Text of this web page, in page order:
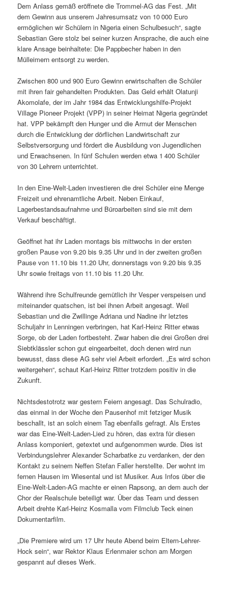
Dem Anlass gemäß eröffnete die Trommel-AG das Fest. „Mit
dem Gewinn aus unserem Jahresumsatz von 10 000 Euro
ermöglichen wir Schülern in Nigeria einen Schulbesuch“, sagte
Sebastian Gere stolz bei seiner kurzen Ansprache, die auch eine
klare Ansage beinhaltete: Die Pappbecher haben in den
Mülleimern entsorgt zu werden.
Zwischen 800 und 900 Euro Gewinn erwirtschaften die Schüler
mit ihren fair gehandelten Produkten. Das Geld erhält Olatunji
Akomolafe, der im Jahr 1984 das Entwicklungshilfe-Projekt
Village Pioneer Projekt (VPP) in seiner Heimat Nigeria gegründet
hat. VPP bekämpft den Hunger und die Armut der Menschen
durch die Entwicklung der dörflichen Landwirtschaft zur
Selbstversorgung und fördert die Ausbildung von Jugendlichen
und Erwachsenen. In fünf Schulen werden etwa 1 400 Schüler
von 30 Lehrern unterrichtet.
In den Eine-Welt-Laden investieren die drei Schüler eine Menge
Freizeit und ehrenamtliche Arbeit. Neben Einkauf,
Lagerbestandsaufnahme und Büroarbeiten sind sie mit dem
Verkauf beschäftigt.
Geöffnet hat ihr Laden montags bis mittwochs in der ersten
großen Pause von 9.20 bis 9.35 Uhr und in der zweiten großen
Pause von 11.10 bis 11.20 Uhr, donnerstags von 9.20 bis 9.35
Uhr sowie freitags von 11.10 bis 11.20 Uhr.
Während ihre Schulfreunde gemütlich ihr Vesper verspeisen und
miteinander quatschen, ist bei ihnen Arbeit angesagt. Weil
Sebastian und die Zwillinge Adriana und Nadine ihr letztes
Schuljahr in Lenningen verbringen, hat Karl-Heinz Ritter etwas
Sorge, ob der Laden fortbesteht. Zwar haben die drei Großen drei
Siebtklässler schon gut eingearbeitet, doch denen wird nun
bewusst, dass diese AG sehr viel Arbeit erfordert. „Es wird schon
weitergehen“, schaut Karl-Heinz Ritter trotzdem positiv in die
Zukunft.
Nichtsdestotrotz war gestern Feiern angesagt. Das Schulradio,
das einmal in der Woche den Pausenhof mit fetziger Musik
beschallt, ist an solch einem Tag ebenfalls gefragt. Als Erstes
war das Eine-Welt-Laden-Lied zu hören, das extra für diesen
Anlass komponiert, getextet und aufgenommen wurde. Dies ist
Verbindungslehrer Alexander Scharbatke zu verdanken, der den
Kontakt zu seinem Neffen Stefan Faller herstellte. Der wohnt im
fernen Hausen im Wiesental und ist Musiker. Aus Infos über die
Eine-Welt-Laden-AG machte er einen Rapsong, an dem auch der
Chor der Realschule beteiligt war. Über das Team und dessen
Arbeit drehte Karl-Heinz Kosmalla vom Filmclub Teck einen
Dokumentarfilm.
„Die Premiere wird um 17 Uhr heute Abend beim Eltern-Lehrer-
Hock sein“, war Rektor Klaus Erlenmaier schon am Morgen
gespannt auf dieses Werk.